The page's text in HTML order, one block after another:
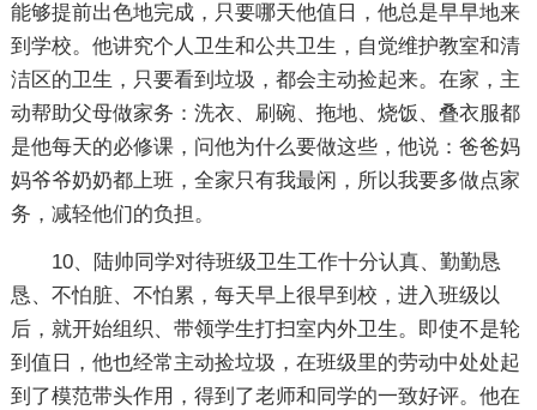
能够提前出色地完成，只要哪天他值日，他总是早早地来
到学校。他讲究个人卫生和公共卫生，自觉维护教室和清
洁区的卫生，只要看到垃圾，都会主动捡起来。在家，主
动帮助父母做家务：洗衣、刷碗、拖地、烧饭、叠衣服都
是他每天的必修课，问他为什么要做这些，他说：爸爸妈
妈爷爷奶奶都上班，全家只有我最闲，所以我要多做点家
务，减轻他们的负担。
10、陆帅同学对待班级卫生工作十分认真、勤勤恳
恳、不怕脏、不怕累，每天早上很早到校，进入班级以
后，就开始组织、带领学生打扫室内外卫生。即使不是轮
到值日，他也经常主动捡垃圾，在班级里的劳动中处处起
到了模范带头作用，得到了老师和同学的一致好评。他在